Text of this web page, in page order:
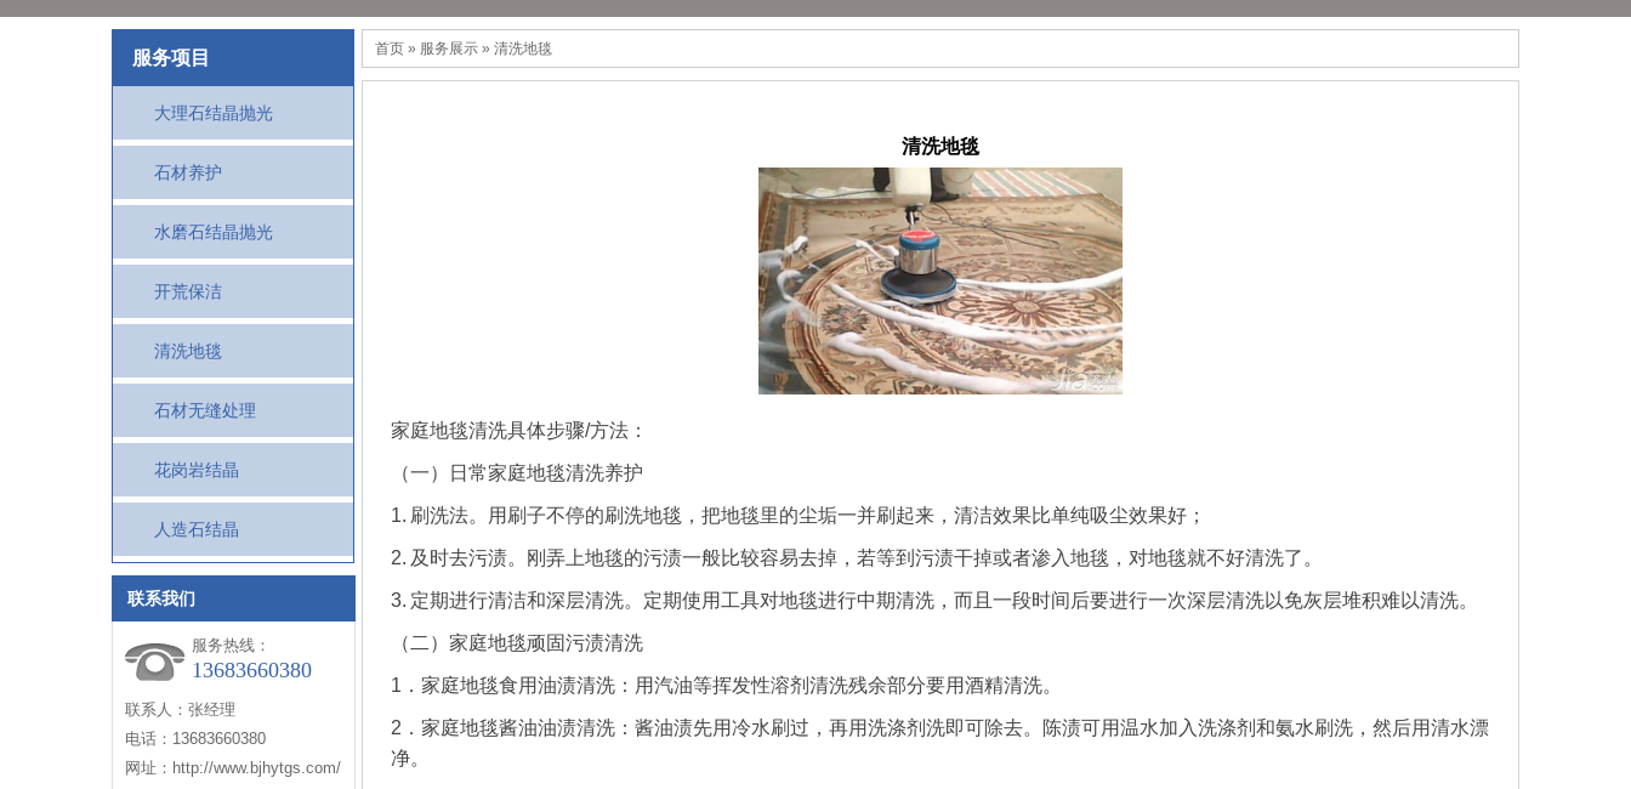
服务项目
大理石结晶抛光
石材养护
水磨石结晶抛光
开荒保洁
清洗地毯
石材无缝处理
花岗岩结晶
人造石结晶
联系我们
服务热线：
13683660380
联系人：张经理
电话：13683660380
网址：http://www.bjhytgs.com/
首页 » 服务展示 » 清洗地毯
清洗地毯
家庭地毯清洗具体步骤/方法：
（一）日常家庭地毯清洗养护
1. 刷洗法。用刷子不停的刷洗地毯，把地毯里的尘垢一并刷起来，清洁效果比单纯吸尘效果好；
2. 及时去污渍。刚弄上地毯的污渍一般比较容易去掉，若等到污渍干掉或者渗入地毯，对地毯就不好清洗了。
3. 定期进行清洁和深层清洗。定期使用工具对地毯进行中期清洗，而且一段时间后要进行一次深层清洗以免灰层堆积难以清洗。
（二）家庭地毯顽固污渍清洗
1．家庭地毯食用油渍清洗：用汽油等挥发性溶剂清洗残余部分要用酒精清洗。
2．家庭地毯酱油油渍清洗：酱油渍先用冷水刷过，再用洗涤剂洗即可除去。陈渍可用温水加入洗涤剂和氨水刷洗，然后用清水漂
净。